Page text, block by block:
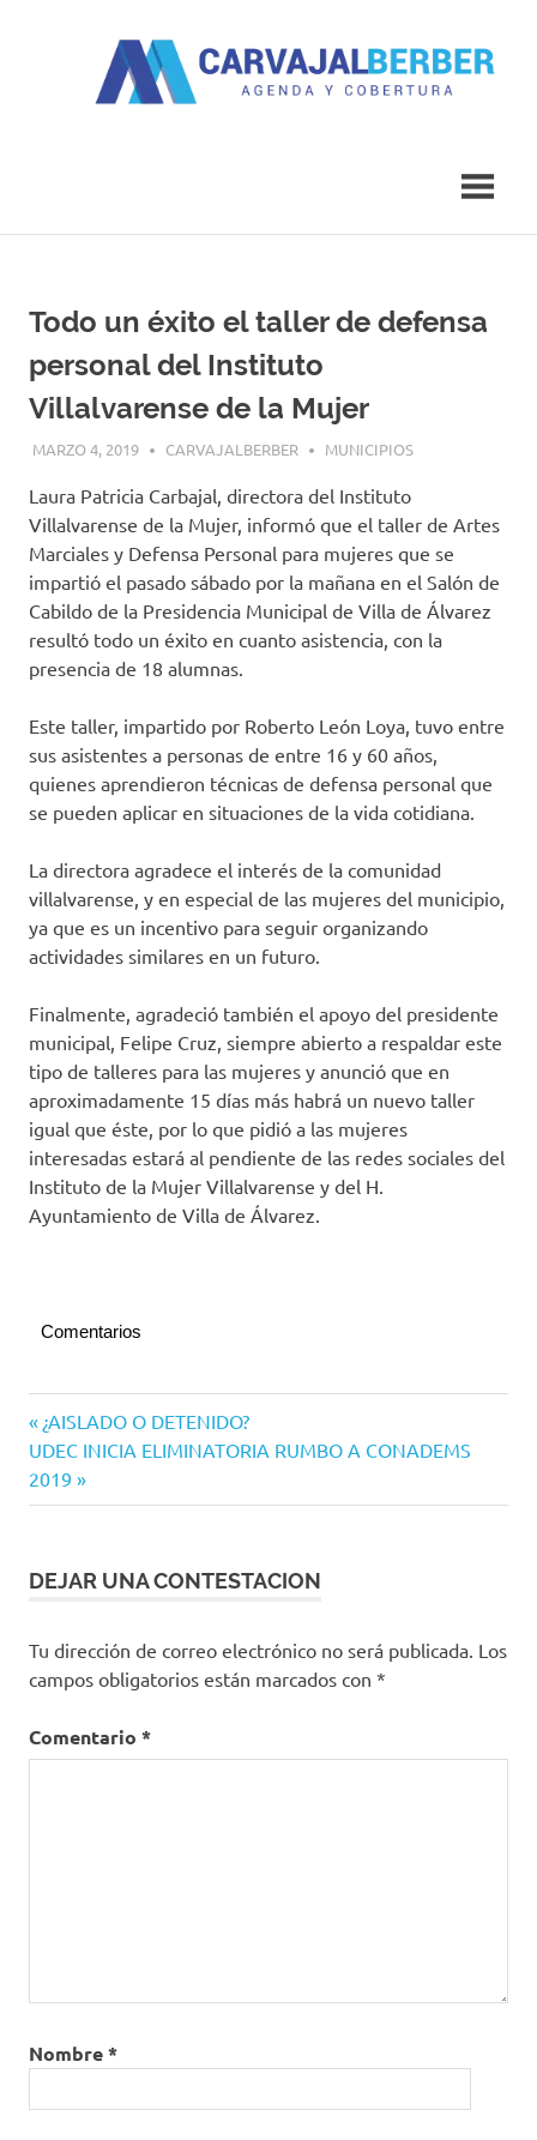
Todo un éxito el taller de defensa
personal del Instituto
Villalvarense de la Mujer
MARZO 4, 2019 CARVAJALBERBER MUNICIPIOS
Laura Patricia Carbajal, directora del Instituto
Villalvarense de la Mujer, informó que el taller de Artes
Marciales y Defensa Personal para mujeres que se
impartió el pasado sábado por la mañana en el Salón de
Cabildo de la Presidencia Municipal de Villa de Álvarez
resultó todo un éxito en cuanto asistencia, con la
presencia de 18 alumnas.
Este taller, impartido por Roberto León Loya, tuvo entre
sus asistentes a personas de entre 16 y 60 años,
quienes aprendieron técnicas de defensa personal que
se pueden aplicar en situaciones de la vida cotidiana.
La directora agradece el interés de la comunidad
villalvarense, y en especial de las mujeres del municipio,
ya que es un incentivo para seguir organizando
actividades similares en un futuro.
Finalmente, agradeció también el apoyo del presidente
municipal, Felipe Cruz, siempre abierto a respaldar este
tipo de talleres para las mujeres y anunció que en
aproximadamente 15 días más habrá un nuevo taller
igual que éste, por lo que pidió a las mujeres
interesadas estará al pendiente de las redes sociales del
Instituto de la Mujer Villalvarense y del H.
Ayuntamiento de Villa de Álvarez.
Comentarios
Álvarez
Navegación
de
entradas
Entrada
anterior:
¿AISLADO O DETENIDO?
Siguiente
entrada:
UDEC INICIA ELIMINATORIA RUMBO A CONADEMS
2019
DEJAR UNA CONTESTACION
Tu dirección de correo electrónico no será publicada. Los
campos obligatorios están marcados con *
Comentario *
Nombre*